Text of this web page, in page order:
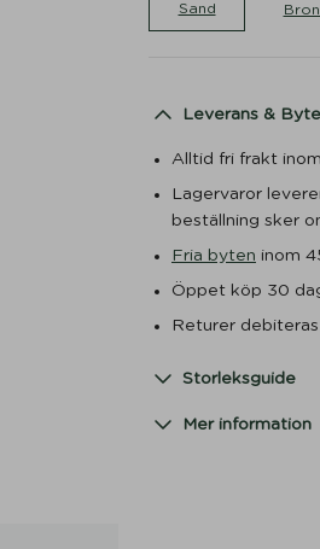
Sand
Leverans &
Alltid fri frakt
Lagervaror
beställning sker
Fria byten inom
Öppet köp 30
Returer
Storleksguide
Mer information